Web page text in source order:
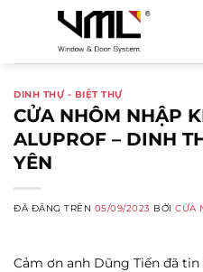
DINH THỰ - BIỆT THỰ
CỬA NHÔM NHẬP
ALUPROF – DINH
YÊN
ĐÃ ĐĂNG TRÊN 05/09/2023 BỞICỬA
Cảm ơn anh Dũng Tiến đã